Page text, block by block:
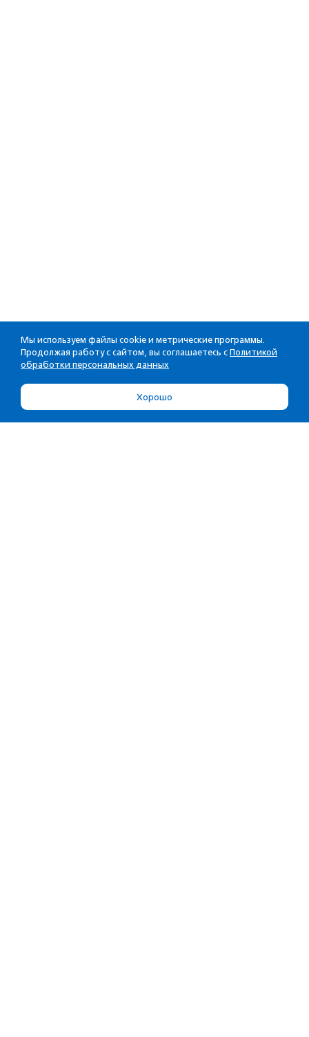
Мы используем файлы cookie и метрические программы.
Продолжая работу с сайтом, вы соглашаетесь с Политикой
обработки персональных данных
Хорошо